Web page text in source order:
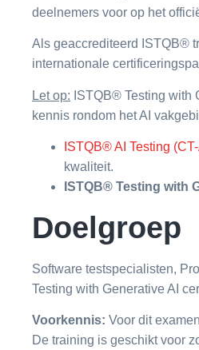
deelnemers voor op het
Als geaccrediteerd ISTQB®
internationale
Let op: ISTQB® Testing with
kennis rondom het AI
ISTQB® AI Testing
kwaliteit.
ISTQB® Testing with
Doelgroep
Software testspecialisten,
Testing with Generative AI
Voorkennis: Voor dit
De training is geschikt voor